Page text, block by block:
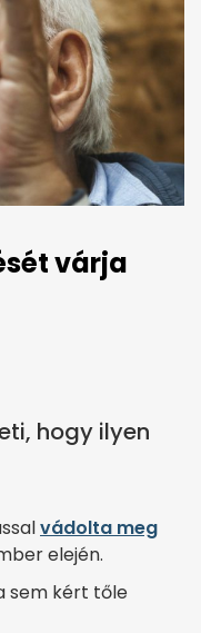
várja
hogy ilyen
vádolta meg
elején.
sem kért tőle